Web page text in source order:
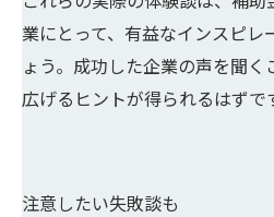
業にとって、有益なインスピレ
ょう。成功した企業の声を聞
広げるヒントが得られるはずで
注意したい失敗談も